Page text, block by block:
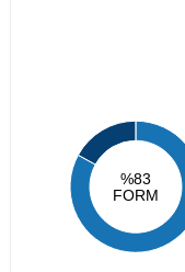
%83
FORM